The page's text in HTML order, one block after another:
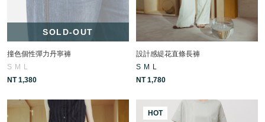
SOLD-OUT
撞色個性彈力丹寧褲
S M L
NT 1,380
設計感緹花直條長褲
S M L
NT 1,780
HOT